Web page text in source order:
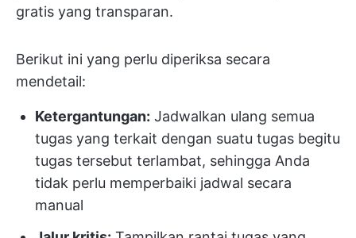
gratis yang transparan.
Berikut ini yang perlu diperiksa secara
mendetail:
Ketergantungan: Jadwalkan ulang semua
tugas yang terkait dengan suatu tugas begitu
tugas tersebut terlambat, sehingga Anda
tidak perlu memperbaiki jadwal secara
manual